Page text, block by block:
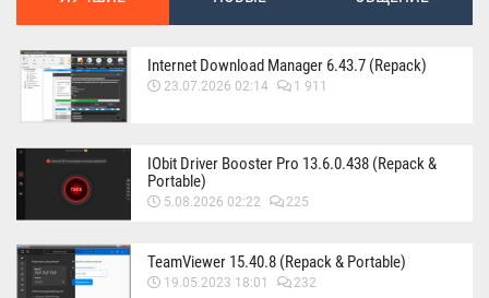
Internet Download Manager 6.43.7 (Repack)
23.07.2026 02:14 1 911
IObit Driver Booster Pro 13.6.0.438 (Repack &
Portable)
5.08.2026 02:22 225
TeamViewer 15.40.8 (Repack & Portable)
19.05.2023 18:01 232